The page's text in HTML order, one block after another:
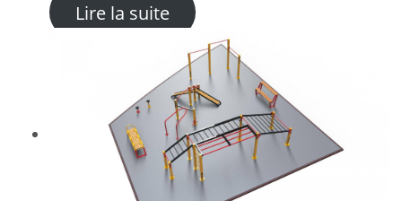
Lire la suite: Ensemble Parc Sportif